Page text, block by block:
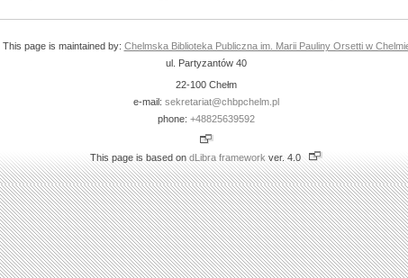
This page is maintained by: Chelmska Biblioteka Publiczna im. Marii Pauliny Orsetti w
ul. Partyzantów 40
22-100 Chełm
e-mail: sekretariat@chbpchelm.pl
phone: +48825639592
This page is based on dLibra framework ver. 4.0